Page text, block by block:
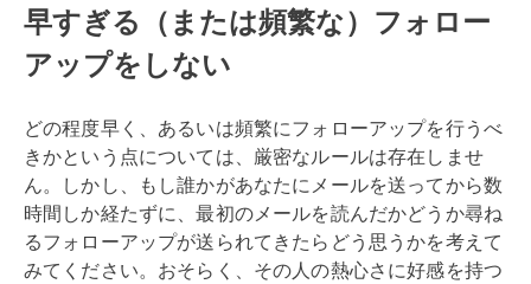
早すぎる（または頻繁な）フォロー
アップをしない
どの程度早く、あるいは頻繁にフォローアップを行うべ
きかという点については、厳密なルールは存在しませ
ん。しかし、もし誰かがあなたにメールを送ってから数
時間しか経たずに、最初のメールを読んだかどうか尋ね
るフォローアップが送られてきたらどう思うかを考えて
みてください。おそらく、その人の熱心さに好感を持つ